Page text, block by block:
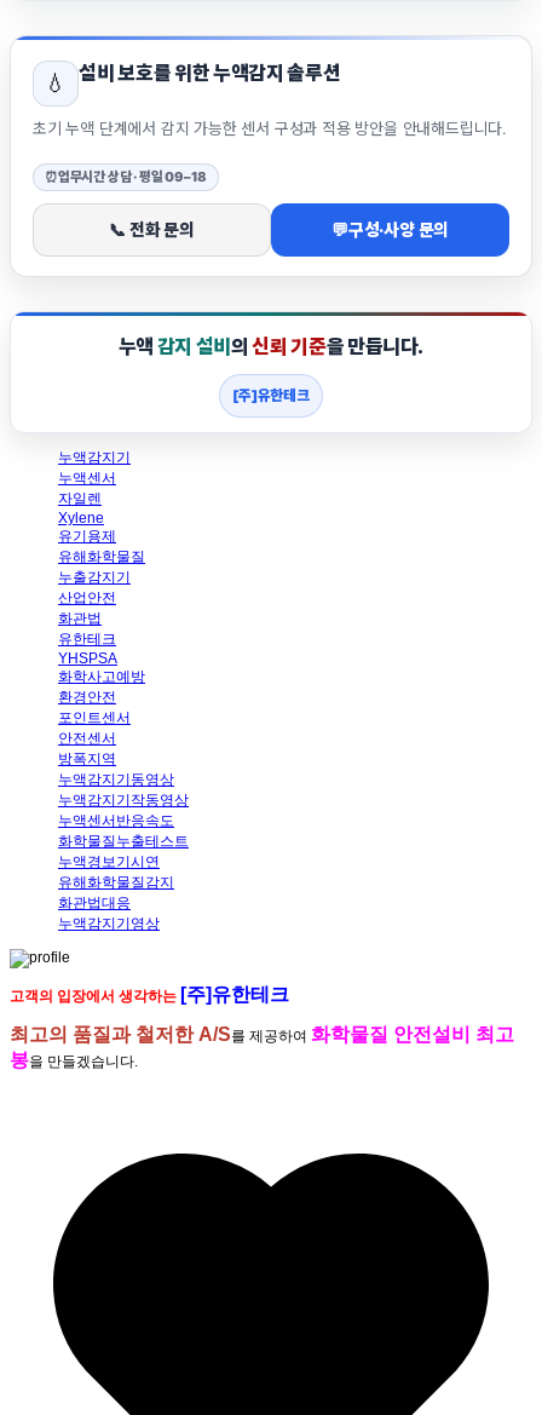
💧 설비 보호를 위한 누액감지 솔루션
초기 누액 단계에서 감지 가능한 센서 구성과 적용 방안을 안내해드립니다.
⏰업무시간 상담 · 평일 09–18
📞 전화 문의 💬구성·사양 문의
누액 감지 설비의신뢰 기준을 만듭니다.
[주]유한테크
누액감지기
누액센서
자일렌
Xylene
유기용제
유해화학물질
누출감지기
산업안전
화관법
유한테크
YHSPSA
화학사고예방
환경안전
포인트센서
안전센서
방폭지역
누액감지기동영상
누액감지기작동영상
누액센서반응속도
화학물질누출테스트
누액경보기시연
유해화학물질감지
화관법대응
누액감지기영상
고객의 입장에서 생각하는 [주]유한테크
최고의 품질과 철저한 A/S를 제공하여 화학물질 안전설비 최고
봉을 만들겠습니다.